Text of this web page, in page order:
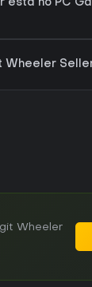
está no PC
Wheeler
Wheeler